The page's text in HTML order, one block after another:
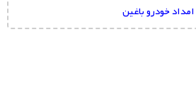
امداد خودرو باغین